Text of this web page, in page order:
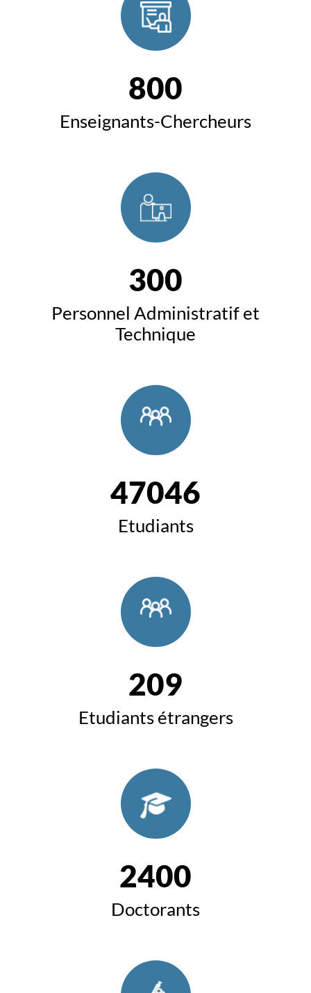
800
Enseignants-Chercheurs
300
Personnel Administratif et
Technique
47046
Etudiants
209
Etudiants étrangers
2400
Doctorants